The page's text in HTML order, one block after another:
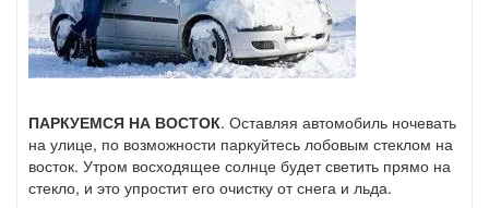
ПАРКУЕМСЯ НА ВОСТОК. Оставляя автомобиль ночевать
на улице, по возможности паркуйтесь лобовым стеклом на
восток. Утром восходящее солнце будет светить прямо на
стекло, и это упростит его очистку от снега и льда.